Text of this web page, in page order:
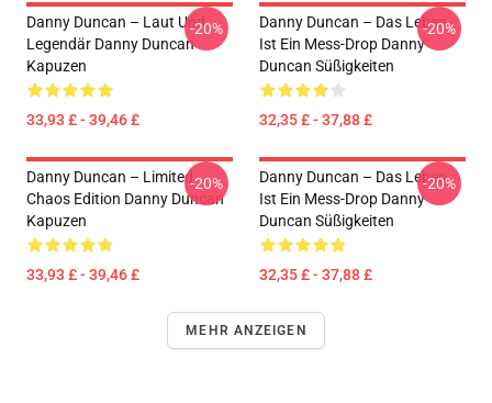
Danny Duncan – Laut Und
Legendär Danny Duncan
Kapuzen
33,93 £ - 39,46 £
-20%
Danny Duncan – Das Leben
Ist Ein Mess-Drop Danny
Duncan Süßigkeiten
32,35 £ - 37,88 £
-20%
Danny Duncan – Limited
Chaos Edition Danny Duncan
Kapuzen
33,93 £ - 39,46 £
-20%
Danny Duncan – Das Leben
Ist Ein Mess-Drop Danny
Duncan Süßigkeiten
32,35 £ - 37,88 £
-20%
MEHR ANZEIGEN